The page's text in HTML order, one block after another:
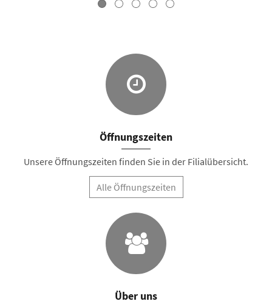
Öffnungszeiten
Unsere Öffnungszeiten finden Sie in der Filialübersicht.
Alle Öffnungszeiten
Über uns